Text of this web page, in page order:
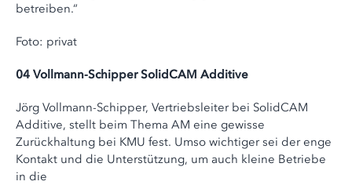
betreiben.“
Foto: privat
04 Vollmann-Schipper SolidCAM Additive
Jörg Vollmann-Schipper, Vertriebsleiter bei SolidCAM
Additive, stellt beim Thema AM eine gewisse
Zurückhaltung bei KMU fest. Umso wichtiger sei der enge
Kontakt und die Unterstützung, um auch kleine Betriebe
in die